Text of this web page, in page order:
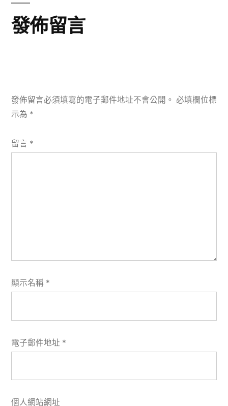
發佈留言
發佈留言必須填寫的電子郵件地址不會公開。 必填欄位標
示為 *
留言 *
顯示名稱 *
電子郵件地址 *
個人網站網址